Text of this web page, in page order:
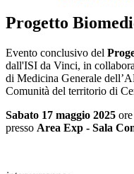
Progetto
Evento conclusivo del
dall'ISI da Vinci, in
di Medicina Generale
Comunità del territorio di
Sabato 17 maggio 2025 ore
presso Area Exp - Sala